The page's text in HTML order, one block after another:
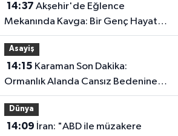
14:37
Mekanında Kavga: Bir Genç Hayatını
Kaybetti
Asayiş
14:15
Ormanlık Alanda Cansız Bedenine
Ulaşıldı
Dünya
14:09